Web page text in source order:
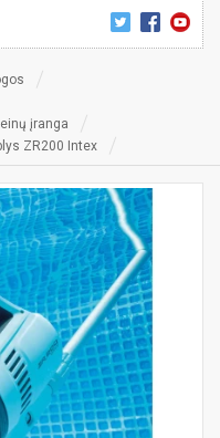
įranga
ZR200 Intex